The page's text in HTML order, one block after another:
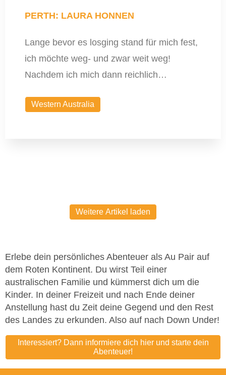
PERTH: LAURA HONNEN
Lange bevor es losging stand für mich fest,
ich möchte weg- und zwar weit weg!
Nachdem ich mich dann reichlich…
Western Australia
Weitere Artikel laden
Erlebe dein persönliches Abenteuer als Au Pair auf
dem Roten Kontinent. Du wirst Teil einer
australischen Familie und kümmerst dich um die
Kinder. In deiner Freizeit und nach Ende deiner
Anstellung hast du Zeit deine Gegend und den Rest
des Landes zu erkunden. Also auf nach Down Under!
Interessiert? Dann informiere dich hier und starte dein
Abenteuer!